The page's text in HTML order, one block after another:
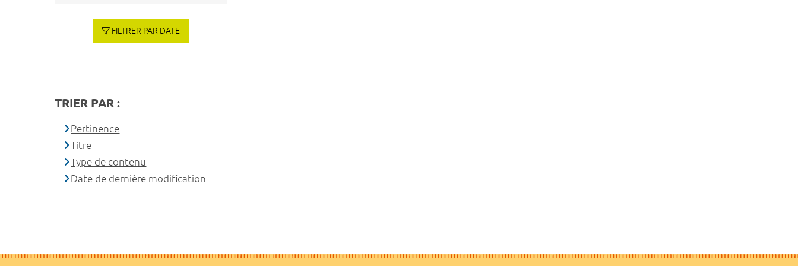
FILTRER PAR DATE
TRIER PAR :
Pertinence
Titre
Type de contenu
Date de dernière modification